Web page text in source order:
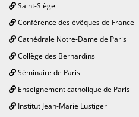
Saint-Siège
Conférence des évêques de France
Cathédrale Notre-Dame de Paris
Collège des Bernardins
Séminaire de Paris
Enseignement catholique de Paris
Institut Jean-Marie Lustiger